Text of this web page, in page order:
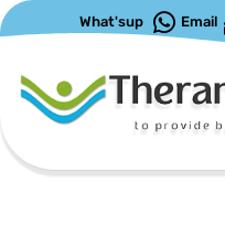
Email
What'sup